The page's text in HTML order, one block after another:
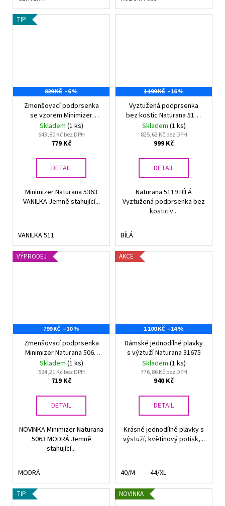
TIP
829 KČ –6 %
Zmenšovací podprsenka
se vzorem Minimizer
Naturana 5363 VANILKA
Skladem (1 ks)
643,80 Kč bez DPH
779 Kč
DETAIL
Minimizer Naturana 5363
VANILKA Jemně stahující...
VANILKA 511
1 199 KČ –16 %
Vyztužená podprsenka
bez kostic Naturana 5119
Bílá
Skladem (1 ks)
825,62 Kč bez DPH
999 Kč
DETAIL
Naturana 5119 BÍLÁ
Vyztužená podprsenka bez
kostic v...
BÍLÁ
VÝPRODEJ
799 KČ –10 %
Zmenšovací podprsenka
Minimizer Naturana 5063
MODRÁ
Skladem (1 ks)
594,21 Kč bez DPH
719 Kč
DETAIL
NOVINKA Minimizer Naturana
5063 MODRÁ Jemně
stahující...
MODRÁ
AKCE
1 100 KČ –14 %
Dámské jednodílné plavky
s výztuží Naturana 31675
Skladem (1 ks)
776,86 Kč bez DPH
940 Kč
DETAIL
Krásné jednodílné plavky s
výstuží, květinový potisk,...
40/M 44/XL
TIP NOVINKA